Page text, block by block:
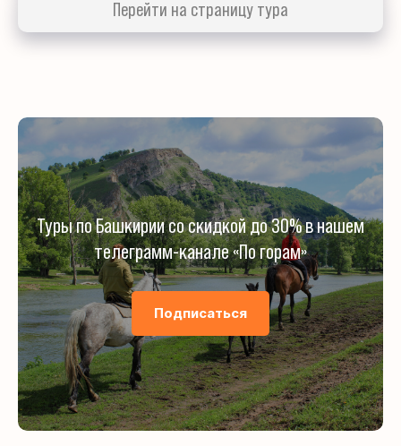
Перейти на страницу тура
Туры по Башкирии со скидкой до 30% в нашем
телеграмм-канале «По горам»
Подписаться